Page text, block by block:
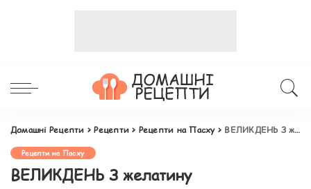
Домашні Рецепти >Рецепти > Рецепти на Пасху> ВЕЛИКДЕНЬ З желатину
Рецепти на Пасху
ВЕЛИКДЕНЬ З желатину